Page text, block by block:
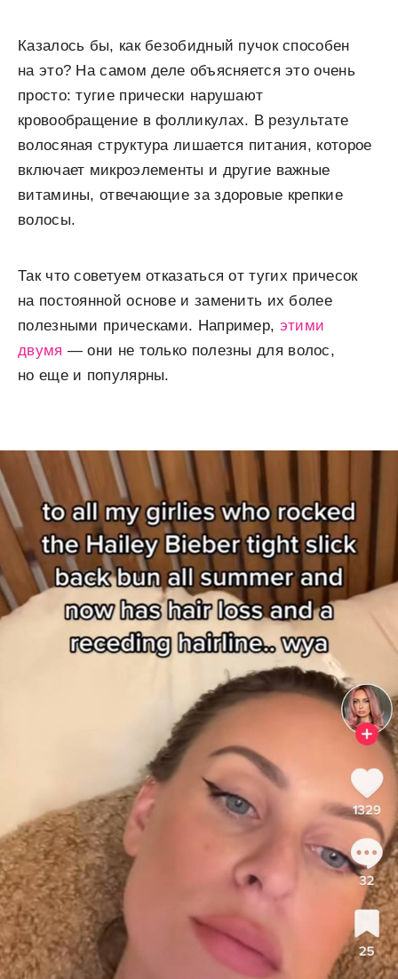
Казалось бы, как безобидный пучок способен
на это? На самом деле объясняется это очень
просто: тугие прически нарушают
кровообращение в фолликулах. В результате
волосяная структура лишается питания, которое
включает микроэлементы и другие важные
витамины, отвечающие за здоровые крепкие
волосы.
Так что советуем отказаться от тугих причесок
на постоянной основе и заменить их более
полезными прическами. Например, этими
двумя — они не только полезны для волос,
но еще и популярны.